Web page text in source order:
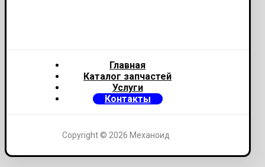
Главная
Каталог запчастей
Услуги
Контакты
Copyright © 2026 Механоид